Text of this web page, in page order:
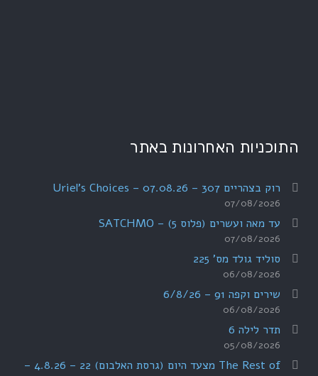
התוכניות האחרונות באתר
רוק בצהריים 307 – 07.08.26 – Uriel's Choices
07/08/2026
עד מאה ועשרים (פלוס 5) – SATCHMO
07/08/2026
סוליד גולד מס' 225
06/08/2026
שירים וקפה 91 – 6/8/26
06/08/2026
תדר לילה 6
05/08/2026
The Rest of מצעד היום (גרסת האלבום) 22 – 4.8.26 –